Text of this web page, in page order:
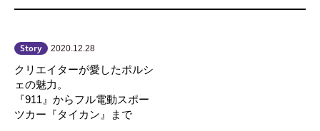
Story 2020.12.28
クリエイターが愛したポルシ
ェの魅力。
『911』からフル電動スポー
ツカー『タイカン』まで